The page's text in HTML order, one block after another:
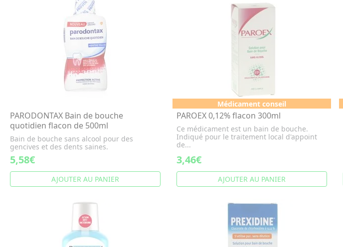
PARODONTAX Bain de bouche
quotidien flacon de 500ml
Bain de bouche sans alcool pour des
gencives et des dents saines.
5,58€
AJOUTER AU PANIER
Médicament conseil
PAROEX 0,12% flacon 300ml
Ce médicament est un bain de bouche.
Indiqué pour le traitement local d'appoint
de...
3,46€
AJOUTER AU PANIER